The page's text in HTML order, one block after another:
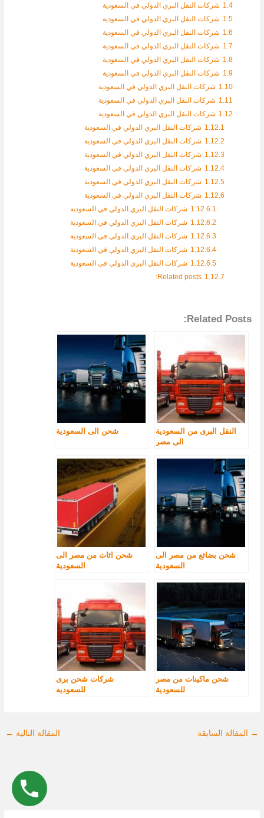
1.4 شركات النقل البري الدولي في السعودية
1.5 شركات النقل البري الدولي في السعودية
1.6 شركات النقل البري الدولي في السعودية
1.7 شركات النقل البري الدولي في السعودية
1.8 شركات النقل البري الدولي في السعودية
1.9 شركات النقل البري الدولي في السعودية
1.10 شركات النقل البري الدولي في السعودية
1.11 شركات النقل البري الدولي في السعودية
1.12 شركات النقل البري الدولي في السعودية
1.12.1 شركات النقل البري الدولي في السعودية
1.12.2 شركات النقل البري الدولي في السعودية
1.12.3 شركات النقل البري الدولي في السعودية
1.12.4 شركات النقل البري الدولي في السعودية
1.12.5 شركات النقل البري الدولي في السعودية
1.12.6 شركات النقل البري الدولي في السعودية
1.12.6.1 شركات النقل البري الدولي في السعودية
1.12.6.2 شركات النقل البري الدولي في السعودية
1.12.6.3 شركات النقل البري الدولي في السعودية
1.12.6.4 شركات النقل البري الدولي في السعودية
1.12.6.5 شركات النقل البري الدولي في السعودية
1.12.7
Related posts:
Related Posts:
النقل البرى من السعودية
الى مصر
شحن الى السعودية
شحن بضائع من مصر الى
السعودية
شحن اثاث من مصر الى
السعودية
شحن ماكينات من مصر
للسعودية
شركات شحن برى
للسعوديه
→ المقالة السابقة المقالة التالية ←